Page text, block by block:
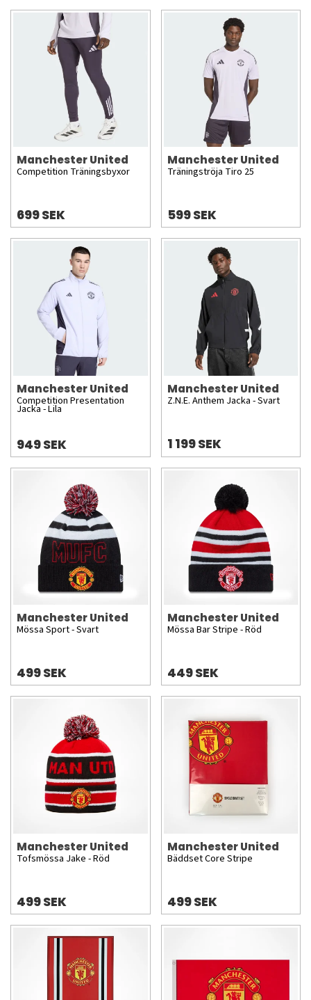
Manchester United
Competition Träningsbyxor
699 SEK
Manchester United
Träningströja Tiro 25
599 SEK
Manchester United
Competition Presentation
Jacka - Lila
949 SEK
Manchester United
Z.N.E. Anthem Jacka - Svart
1 199 SEK
Manchester United
Mössa Sport - Svart
499 SEK
Manchester United
Mössa Bar Stripe - Röd
449 SEK
Manchester United
Tofsmössa Jake - Röd
499 SEK
Manchester United
Bäddset Core Stripe
499 SEK